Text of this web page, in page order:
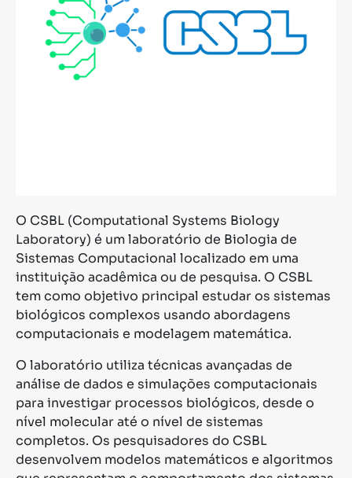
O CSBL (Computational Systems Biology
Laboratory) é um laboratório de Biologia de
Sistemas Computacional localizado em uma
instituição acadêmica ou de pesquisa. O CSBL
tem como objetivo principal estudar os sistemas
biológicos complexos usando abordagens
computacionais e modelagem matemática.
O laboratório utiliza técnicas avançadas de
análise de dados e simulações computacionais
para investigar processos biológicos, desde o
nível molecular até o nível de sistemas
completos. Os pesquisadores do CSBL
desenvolvem modelos matemáticos e algoritmos